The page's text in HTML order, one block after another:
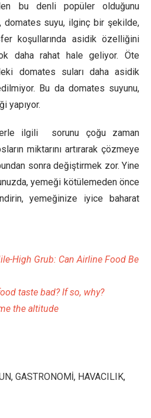
bu denli popüler olduğunu
domates suyu, ilginç bir şekilde,
koşullarında asidik özelliğini
daha rahat hale geliyor. Öte
domates suları daha asidik
Bu da domates suyunu,
yapıyor.
ilgili sorunu çoğu zaman
miktarını artırarak çözmeye
sonra değiştirmek zor. Yine
yemeği kötülemeden önce
yemeğinize iyice baharat
High Grub: Can Airline Food Be
taste bad? If so, why?
the altitude
, GASTRONOMİ, HAVACILIK,